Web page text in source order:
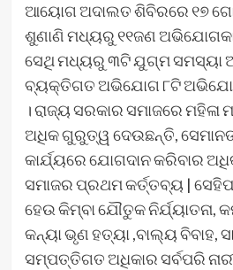
ଆୟୋଗ ଅଦାଲତ ଶିବିରରେ ୧୭
ଶୁଣାଣି ମଧ୍ୟରୁ ୧୧ଜଣ
ସେଥି ମଧ୍ୟରୁ ୩ଟି ଯୁଗ୍ମ ସମସ୍ୟା
ବ୍ୟକ୍ତିଗତ ଅଭିଯୋଗ ୮ଟି ଅଭିଯୋଗ
। ରାଜ୍ୟ ସରକାର ସମାଜରେ
ଅଧିକ ଗୁରୁତ୍ୱ ଦେଉଛନ୍ତି,
କାର୍ଯ୍ୟରେ ଯୋଗଦାନ କରିବାର
ସମାଜର ପ୍ରଥମ କର୍ତ୍ତବ୍ୟ |
ହେଉ କିମ୍ବା ଯୌତୁକ ନିର୍ଯ୍ୟାତନା,
କନ୍ୟା ଭୃଣ ହତ୍ୟା ,ବାଲ୍ୟ ବିବାହ,
ସମ୍ପତ୍ତିଗତ ଅଧିକାର ସର୍ବପରି